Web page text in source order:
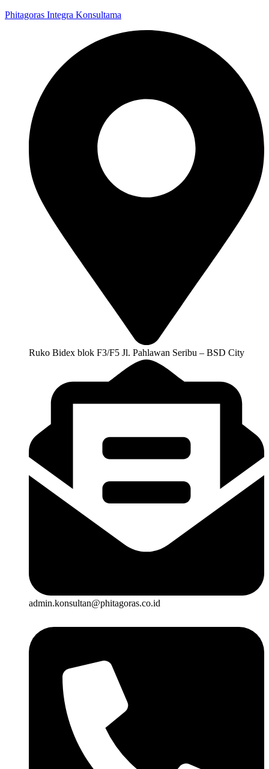
Phitagoras Integra Konsultama
Ruko Bidex blok F3/F5 Jl. Pahlawan Seribu – BSD City
admin.konsultan@phitagoras.co.id